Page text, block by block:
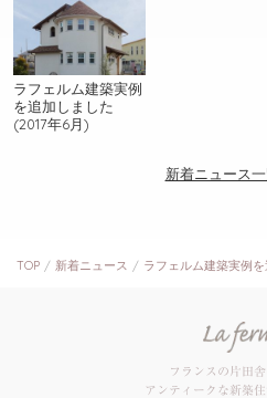
ラフェルム建築実例
を追加しました
(2017年6月)
新着ニュース
TOP 新着ニュース ラフェルム建築実例
フランスの片田舎
アンティークな新築